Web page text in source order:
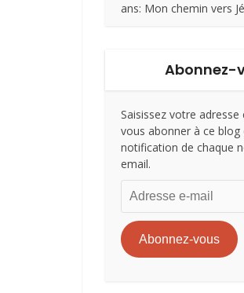
ans: Mon chemin vers
Abonnez-
Saisissez votre
vous abonner à ce blog
notification de chaque
email.
Adresse
e-
mail
Abonnez-vous